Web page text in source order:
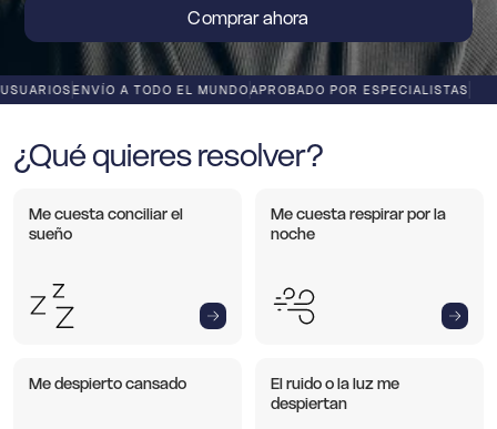
Comprar ahora
ENVÍO A TODO EL MUNDOAPROBADO POR ESPECIALISTAS
¿Qué quieres resolver?
Me cuesta conciliar el
sueño
Me cuesta respirar por la
noche
Me despierto cansado
El ruido o la luz me
despiertan